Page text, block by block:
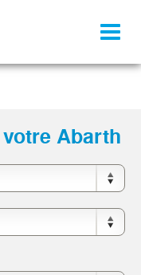
Abarth